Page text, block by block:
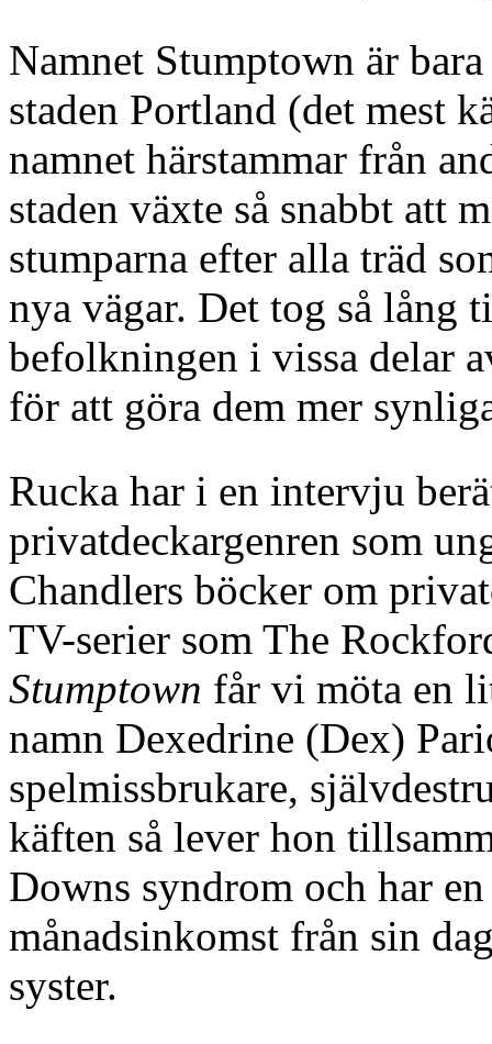
Namnet Stumptown är
staden Portland (det mest
namnet härstammar från
staden växte så snabbt att
stumparna efter alla träd
nya vägar. Det tog så lång
befolkningen i vissa delar
för att göra dem mer
Rucka har i en intervju
privatdeckargenren som
Chandlers böcker om
TV-serier som The
Stumptown får vi möta en
namn Dexedrine (Dex)
spelmissbrukare,
käften så lever hon
Downs syndrom och har
månadsinkomst från sin
syster.